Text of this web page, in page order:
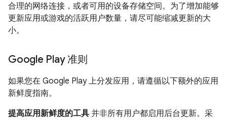
合理的网络连接，或者可用的设备存储空间。为了增加能够
更新应用或游戏的活跃用户数量，请尽可能缩减更新的大
小。
Google Play 准则
如果您在 Google Play 上分发应用，请遵循以下额外的应用
新鲜度指南。
提高应用新鲜度的工具 并非所有用户都启用后台更新。采